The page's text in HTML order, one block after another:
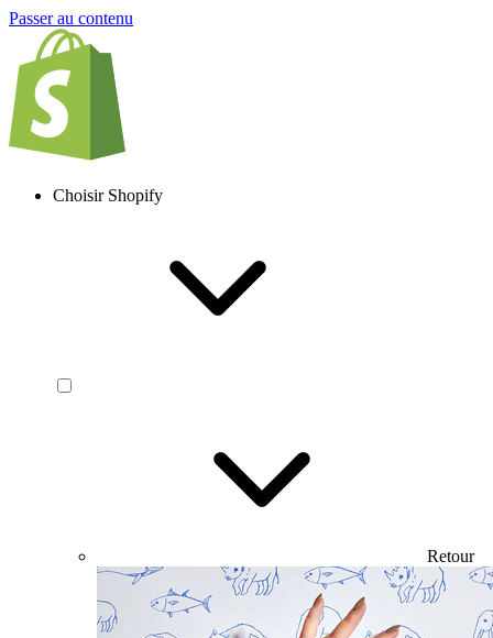
Passer au contenu
Choisir Shopify
Retour